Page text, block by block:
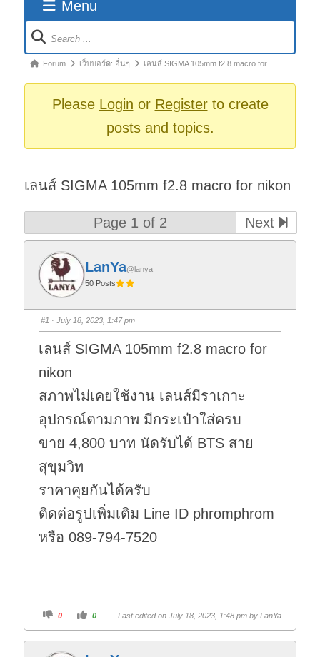
Menu
Forum
Navigation
ForumForum เว็บบอร์ด: อื่นๆ เลนส์ SIGMA 105mm f2.8 macro for …
Please Login or Registerto create
posts and topics.
เลนส์ SIGMA 105mm f2.8 macro for nikon
Page 1 of 2 Next
LanYa@lanya
50 Posts
#1 · July 18, 2023, 1:47 pm
เลนส์ SIGMA 105mm f2.8 macro for
nikon
สภาพไม่เคยใช้งาน เลนส์มีราเกาะ
อุปกรณ์ตามภาพ มีกระเป๋าใส่ครบ
ขาย 4,800 บาท นัดรับได้ BTS สาย
สุขุมวิท
ราคาคุยกันได้ครับ
ติดต่อรูปเพิ่มเติม Line ID phromphrom
หรือ 089-794-7520
C
i
k
f
0
C
i
k
0 Last edited on July 18, 2023, 1:48 pm by LanYa